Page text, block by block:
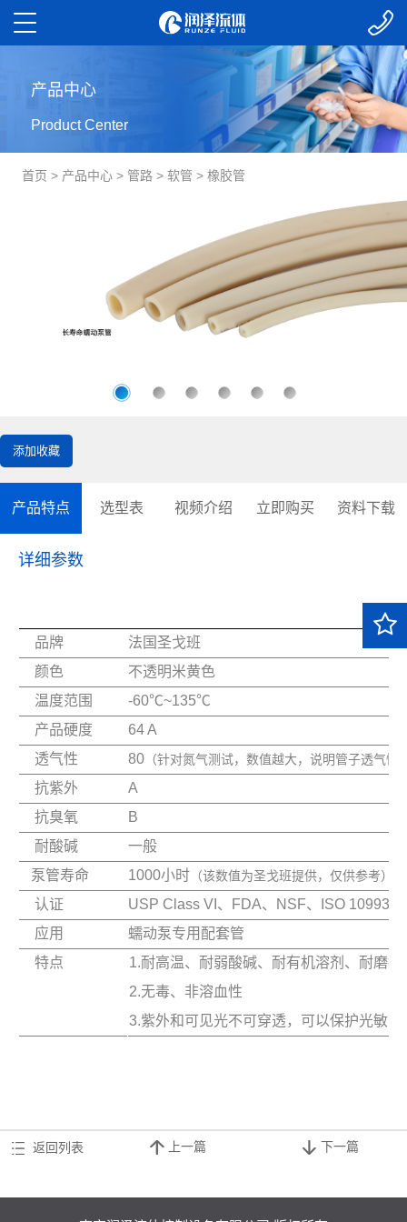
产品中心
Product Center
首页 > 产品中心 > 管路 > 软管 > 橡胶管
添加收藏
产品特点 选型表 视频介绍 立即购买 资料下载
详细参数
品牌
法国圣戈班
颜色
不透明米黄色
温度范围
-60℃~135℃
产品硬度
64 A
透气性
80 （针对氮气测试，数值越大，说明管子透气性
抗紫外
A
抗臭氧
B
耐酸碱
一般
泵管寿命
1000小时 （该数值为圣戈班提供，仅供参考）
认证
USP Class VI、FDA、NSF、ISO 10993
应用
蠕动泵专用配套管
特点
1.耐高温、耐弱酸碱、耐有机溶剂、耐磨抗
2.无毒、非溶血性
3.紫外和可见光不可穿透，可以保护光敏流
返回列表 上一篇 下一篇